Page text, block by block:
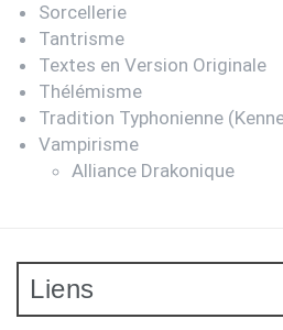
Sorcellerie
Tantrisme
Textes en Version Originale
Thélémisme
Tradition Typhonienne
Vampirisme
Alliance Drakonique
Liens